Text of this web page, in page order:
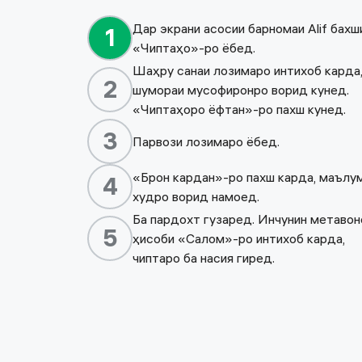
1
Дар экрани асосии барномаи Alif
«Чиптаҳо»-ро ёбед.
2
Шаҳру санаи лозимаро интихоб карда,
шумораи мусофиронро ворид кунед.
«Чиптаҳоро ёфтан»-ро пахш кунед.
3 Парвози лозимаро ёбед.
4
«Брон кардан»-ро пахш карда,
худро ворид намоед.
5
Ба пардохт гузаред. Инчунин
ҳисоби «Салом»-ро интихоб карда,
чиптаро ба насия гиред.